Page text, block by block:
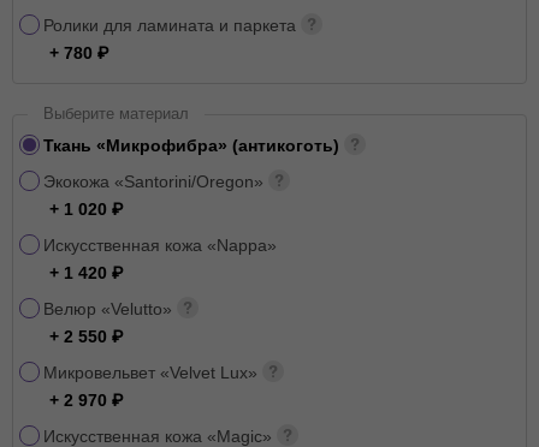
Ролики для ламината и паркета
+ 780
Выберите материал
Ткань «Микрофибра» (антикоготь)
Экокожа «Santorini/Oregon»
+ 1 020
Искусственная кожа «Nappa»
+ 1 420
Велюр «Velutto»
+ 2 550
Микровельвет «Velvet Lux»
+ 2 970
Искусственная кожа «Magic»